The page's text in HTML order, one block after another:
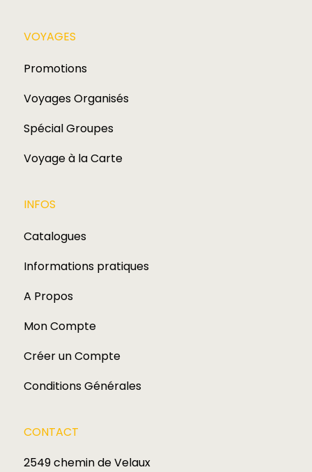
VOYAGES​
Promotions
Voyages Organisés
Spécial Groupes
Voyage à la Carte
INFOS
Catalogues
Informations pratiques
A Propos
Mon Compte
Créer un Compte
Conditions Générales
CONTACT
2549 chemin de Velaux